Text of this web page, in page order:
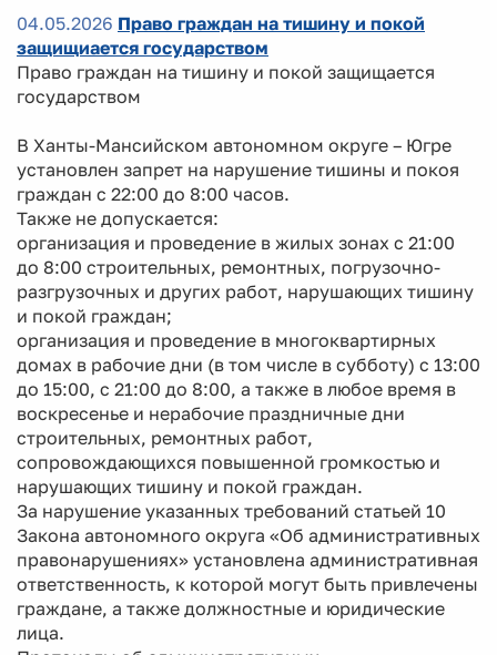
04.05.2026 Право граждан на тишину и покой
защищиается государством
Право граждан на тишину и покой защищается
государством
В Ханты-Мансийском автономном округе – Югре
установлен запрет на нарушение тишины и покоя
граждан с 22:00 до 8:00 часов.
Также не допускается:
организация и проведение в жилых зонах с 21:00
до 8:00 строительных, ремонтных, погрузочно-
разгрузочных и других работ, нарушающих тишину
и покой граждан;
организация и проведение в многоквартирных
домах в рабочие дни (в том числе в субботу) с 13:00
до 15:00, с 21:00 до 8:00, а также в любое время в
воскресенье и нерабочие праздничные дни
строительных, ремонтных работ,
сопровождающихся повышенной громкостью и
нарушающих тишину и покой граждан.
За нарушение указанных требований статьей 10
Закона автономного округа «Об административных
правонарушениях» установлена административная
ответственность, к которой могут быть привлечены
граждане, а также должностные и юридические
лица.